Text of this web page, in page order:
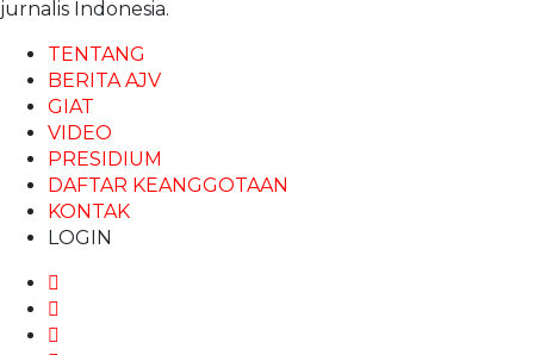
jurnalis Indonesia.
TENTANG
BERITA AJV
GIAT
VIDEO
PRESIDIUM
DAFTAR KEANGGOTAAN
KONTAK
LOGIN